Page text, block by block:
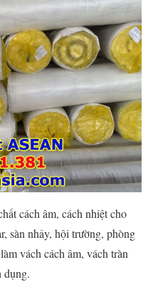
cách âm, cách nhiệt cho
sàn nhảy, hội trường, phòng
vách cách âm, vách tràn
dụng.